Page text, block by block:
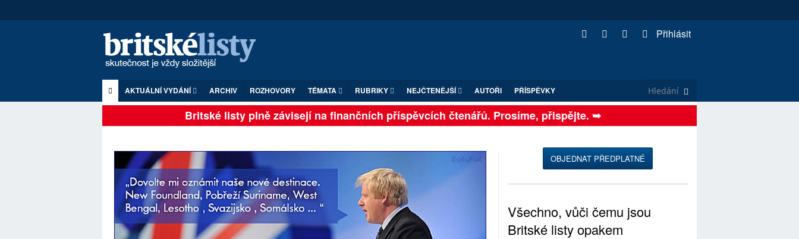
Přihlásit
AKTUÁLNÍ VYDÁNÍ ARCHIV ROZHOVORY TÉMATA RUBRIKY NEJČTENĚJŠÍ AUTOŘI PŘÍSPĚVKY
Britské listy plně závisejí na finančních příspěvcích čtenářů. Prosíme, přispějte. ➥
OBJEDNAT PŘEDPLATNÉ
Všechno, vůči čemu jsou
Britské listy opakem